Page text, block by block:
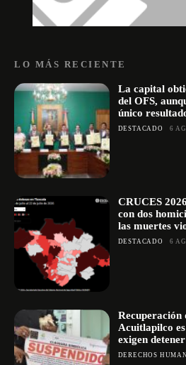
LO MÁS RECIENTE
La capital
del OFS,
único
DESTACADO 6
CRUCES
con dos
las muertes
DESTACADO 6
Recuperación
Acuitlapilco
exigen
DERECHOS